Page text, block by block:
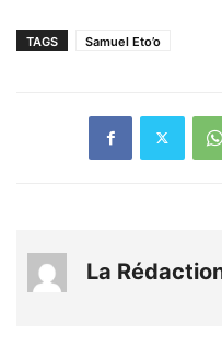
TAGS Samuel Eto’o
La